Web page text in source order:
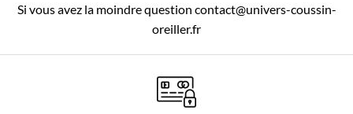
Si vous avez la moindre question contact@univers-coussin-
oreiller.fr